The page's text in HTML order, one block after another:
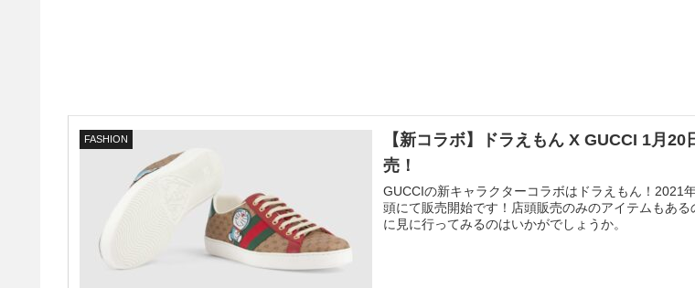
FASHION
【新コラボ】ドラえもん X GUCCI 1月20
売！
GUCCIの新キャラクターコラボはドラえもん！2021
頭にて販売開始です！店頭販売のみのアイテムもある
に見に行ってみるのはいかがでしょうか。